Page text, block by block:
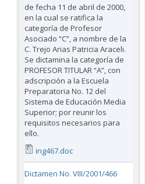
de fecha 11 de abril de 2000,
en la cual se ratifica la
categoría de Profesor
Asociado “C”, a nombre de la
C. Trejo Arias Patricia Araceli.
Se dictamina la categoría de
PROFESOR TITULAR “A”, con
adscripción a la Escuela
Preparatoria No. 12 del
Sistema de Educación Media
Superior; por reunir los
requisitos necesarios para
ello.
ing467.doc
Dictamen No. VIII/2001/466